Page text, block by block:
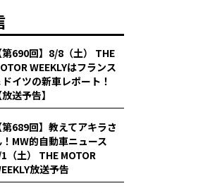
第690回】8/8（土） THE
WEEKLYはフランス
ドイツの新車レポート！
放送予告】
第689回】教えてアキラさ
！MW的自動車ニュース
（土） THE MOTOR
放送予告